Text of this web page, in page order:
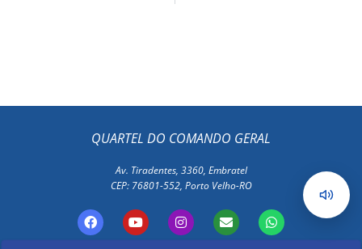
QUARTEL DO COMANDO GERAL
Av. Tiradentes, 3360, Embratel
CEP: 76801-552, Porto Velho-RO
F
a
c
Y
o
u
I
n
s
E
n
v
W
h
a